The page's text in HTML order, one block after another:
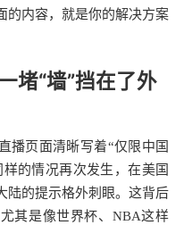
的内容，就是你的解决方案
堵“墙”挡在了外
播页面清晰写着“仅限中国
的情况再次发生，在美国
陆的提示格外刺眼。这背后
其是像世界杯、NBA这样